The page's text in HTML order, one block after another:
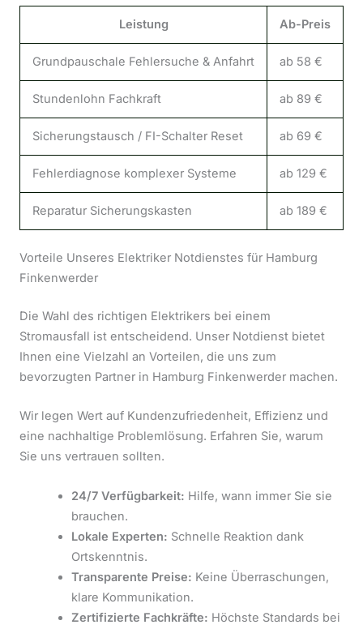
Leistung Ab-Preis
Grundpauschale Fehlersuche & Anfahrt ab 58 €
Stundenlohn Fachkraft ab 89 €
Sicherungstausch / FI-Schalter Reset ab 69 €
Fehlerdiagnose komplexer Systeme ab 129 €
Reparatur Sicherungskasten ab 189 €
Vorteile Unseres Elektriker Notdienstes für Hamburg
Finkenwerder
Die Wahl des richtigen Elektrikers bei einem
Stromausfall ist entscheidend. Unser Notdienst bietet
Ihnen eine Vielzahl an Vorteilen, die uns zum
bevorzugten Partner in Hamburg Finkenwerder machen.
Wir legen Wert auf Kundenzufriedenheit, Effizienz und
eine nachhaltige Problemlösung. Erfahren Sie, warum
Sie uns vertrauen sollten.
24/7 Verfügbarkeit: Hilfe, wann immer Sie sie
brauchen.
Lokale Experten: Schnelle Reaktion dank
Ortskenntnis.
Transparente Preise: Keine Überraschungen,
klare Kommunikation.
Zertifizierte Fachkräfte: Höchste Standards bei